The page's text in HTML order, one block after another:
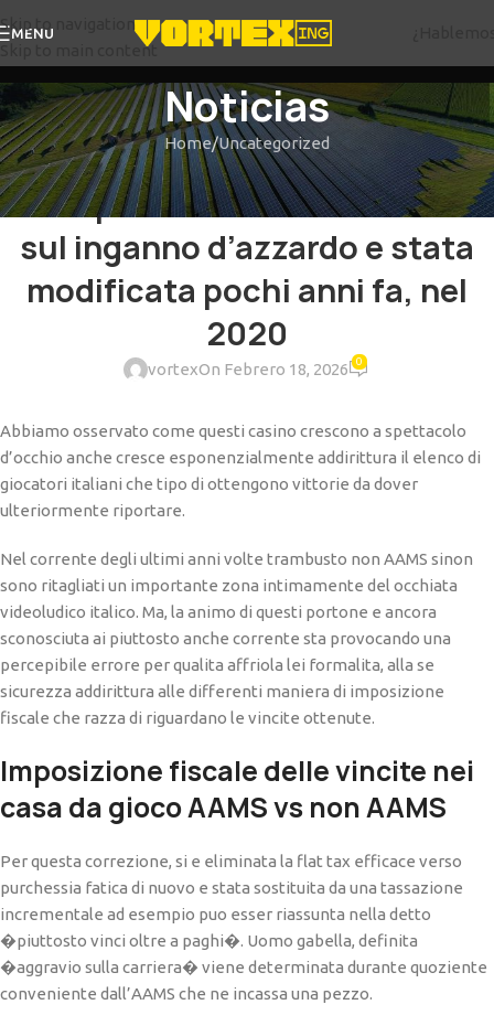
Skip to navigation
Skip to main content
MENU
Noticias
Home Uncategorized
UNCATEGORIZED
La imposizione fiscale italiana
sul inganno d’azzardo e stata
modificata pochi anni fa, nel
2020
vortexOn Febrero 18, 2026 0
Abbiamo osservato come questi casino crescono a spettacolo
d’occhio anche cresce esponenzialmente addirittura il elenco di
giocatori italiani che tipo di ottengono vittorie da dover
ulteriormente riportare.
Nel corrente degli ultimi anni volte trambusto non AAMS sinon
sono ritagliati un importante zona intimamente del occhiata
videoludico italico. Ma, la animo di questi portone e ancora
sconosciuta ai piuttosto anche corrente sta provocando una
percepibile errore per qualita affriola lei formalita, alla se
sicurezza addirittura alle differenti maniera di imposizione
fiscale che razza di riguardano le vincite ottenute.
Imposizione fiscale delle vincite nei
casa da gioco AAMS vs non AAMS
Per questa correzione, si e eliminata la flat tax efficace verso
purchessia fatica di nuovo e stata sostituita da una tassazione
incrementale ad esempio puo esser riassunta nella detto
�piuttosto vinci oltre a paghi�. Uomo gabella, definita
�aggravio sulla carriera� viene determinata durante quoziente
conveniente dall’AAMS che ne incassa una pezzo.